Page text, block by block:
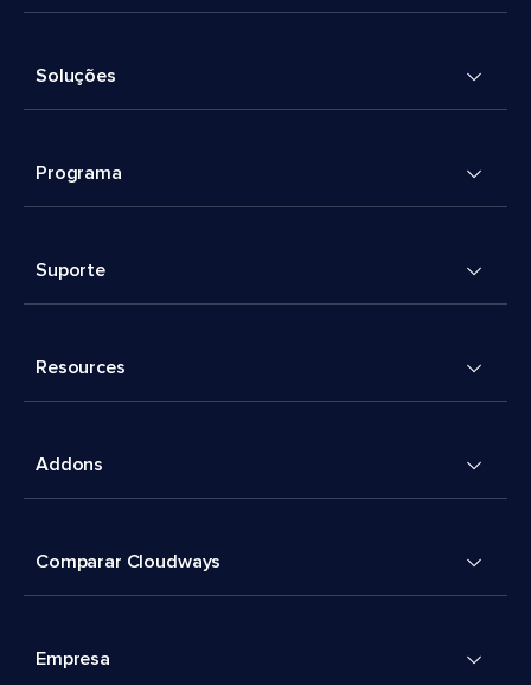
Soluções
Programa
Suporte
Resources
Addons
Comparar Cloudways
Empresa